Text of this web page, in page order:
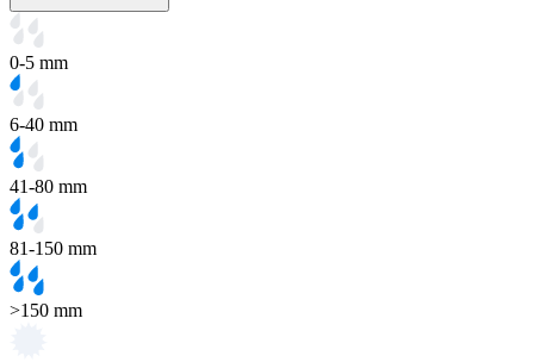
0-5 mm
6-40 mm
41-80 mm
81-150 mm
>150 mm